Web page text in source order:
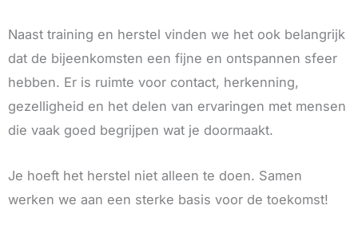
Naast training en herstel vinden we het ook belangrijk
dat de bijeenkomsten een fijne en ontspannen sfeer
hebben. Er is ruimte voor contact, herkenning,
gezelligheid en het delen van ervaringen met mensen
die vaak goed begrijpen wat je doormaakt.
Je hoeft het herstel niet alleen te doen. Samen
werken we aan een sterke basis voor de toekomst!